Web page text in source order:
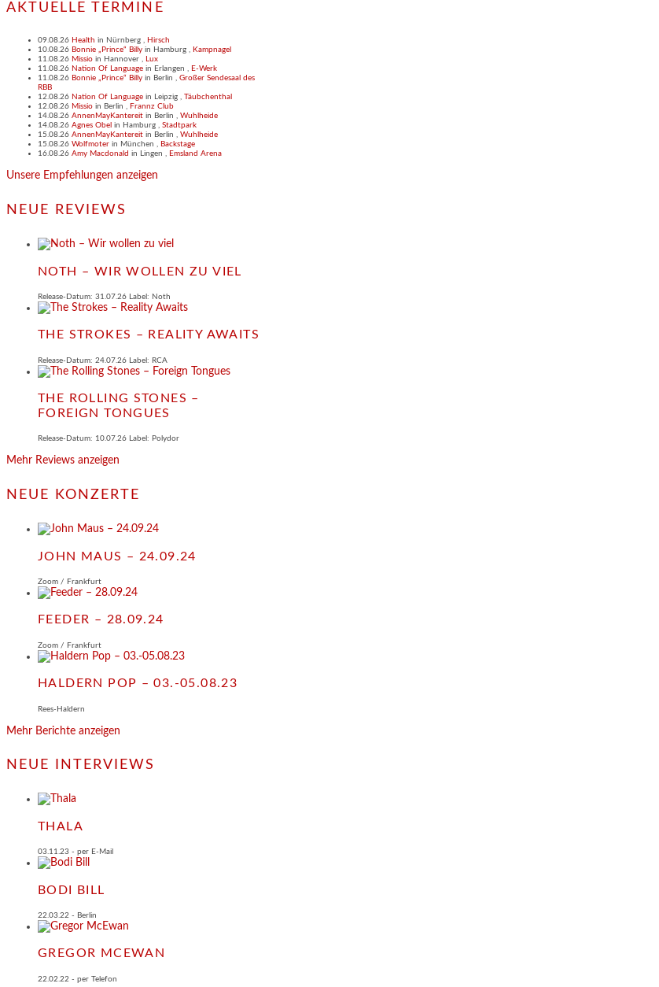
AKTUELLE TERMINE
09.08.26 Health in Nürnberg , Hirsch
10.08.26 Bonnie „Prince“ Billy in Hamburg , Kampnagel
11.08.26 Missio in Hannover , Lux
11.08.26 Nation Of Language in Erlangen , E-Werk
11.08.26 Bonnie „Prince“ Billy in Berlin , Großer Sendesaal des
RBB
12.08.26 Nation Of Language in Leipzig , Täubchenthal
12.08.26 Missio in Berlin , Frannz Club
14.08.26 AnnenMayKantereit in Berlin , Wuhlheide
14.08.26 Agnes Obel in Hamburg , Stadtpark
15.08.26 AnnenMayKantereit in Berlin , Wuhlheide
15.08.26 Wolfmoter in München , Backstage
16.08.26 Amy Macdonald in Lingen , Emsland Arena
Unsere Empfehlungen anzeigen
NEUE REVIEWS
NOTH – WIR WOLLEN ZU VIEL
Release-Datum: 31.07.26 Label: Noth
THE STROKES – REALITY AWAITS
Release-Datum: 24.07.26 Label: RCA
THE ROLLING STONES –
FOREIGN TONGUES
Release-Datum: 10.07.26 Label: Polydor
Mehr Reviews anzeigen
NEUE KONZERTE
JOHN MAUS – 24.09.24
Zoom / Frankfurt
FEEDER – 28.09.24
Zoom / Frankfurt
HALDERN POP – 03.-05.08.23
Rees-Haldern
Mehr Berichte anzeigen
NEUE INTERVIEWS
THALA
03.11.23 - per E-Mail
BODI BILL
22.03.22 - Berlin
GREGOR MCEWAN
22.02.22 - per Telefon